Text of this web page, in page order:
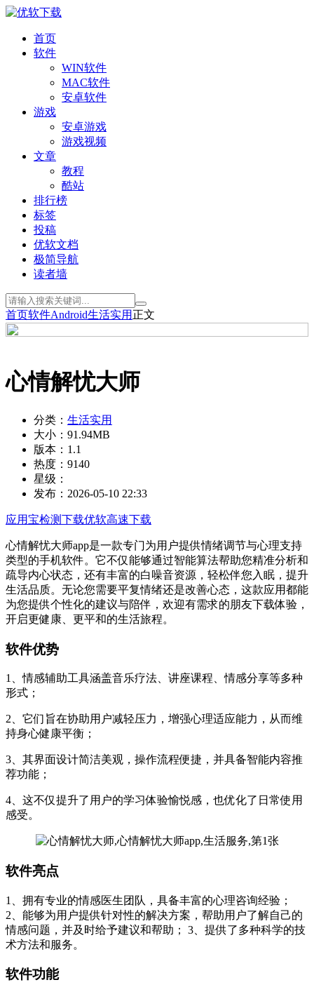
首页
软件
WIN软件
MAC软件
安卓软件
游戏
安卓游戏
游戏视频
文章
教程
酷站
排行榜
标签
投稿
优软文档
极简导航
读者墙
首页软件Android生活实用 正文
心情解忧大师
分类： 生活实用
大小： 91.94MB
版本： 1.1
热度： 9140
星级：
发布： 2026-05-10 22:33
应用宝检测下载优软高速下载
心情解忧大师app是一款专门为用户提供情绪调节与心理支持
类型的手机软件。它不仅能够通过智能算法帮助您精准分析和
疏导内心状态，还有丰富的白噪音资源，轻松伴您入眠，提升
生活品质。无论您需要平复情绪还是改善心态，这款应用都能
为您提供个性化的建议与陪伴，欢迎有需求的朋友下载体验，
开启更健康、更平和的生活旅程。
软件优势
1、情感辅助工具涵盖音乐疗法、讲座课程、情感分享等多种
形式；
2、它们旨在协助用户减轻压力，增强心理适应能力，从而维
持身心健康平衡；
3、其界面设计简洁美观，操作流程便捷，并具备智能内容推
荐功能；
4、这不仅提升了用户的学习体验愉悦感，也优化了日常使用
感受。
软件亮点
1、拥有专业的情感医生团队，具备丰富的心理咨询经验；
2、能够为用户提供针对性的解决方案，帮助用户了解自己的
情感问题，并及时给予建议和帮助； 3、提供了多种科学的技
术方法和服务。
软件功能